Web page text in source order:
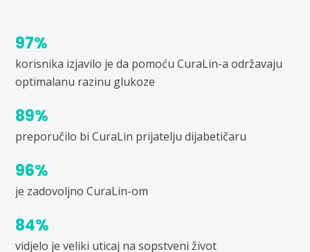
97%
korisnika izjavilo je da pomoću CuraLin-a održavaju
optimalanu razinu glukoze
89%
preporučilo bi CuraLin prijatelju dijabetičaru
96%
je zadovoljno CuraLin-om
84%
vidjelo je veliki uticaj na sopstveni život